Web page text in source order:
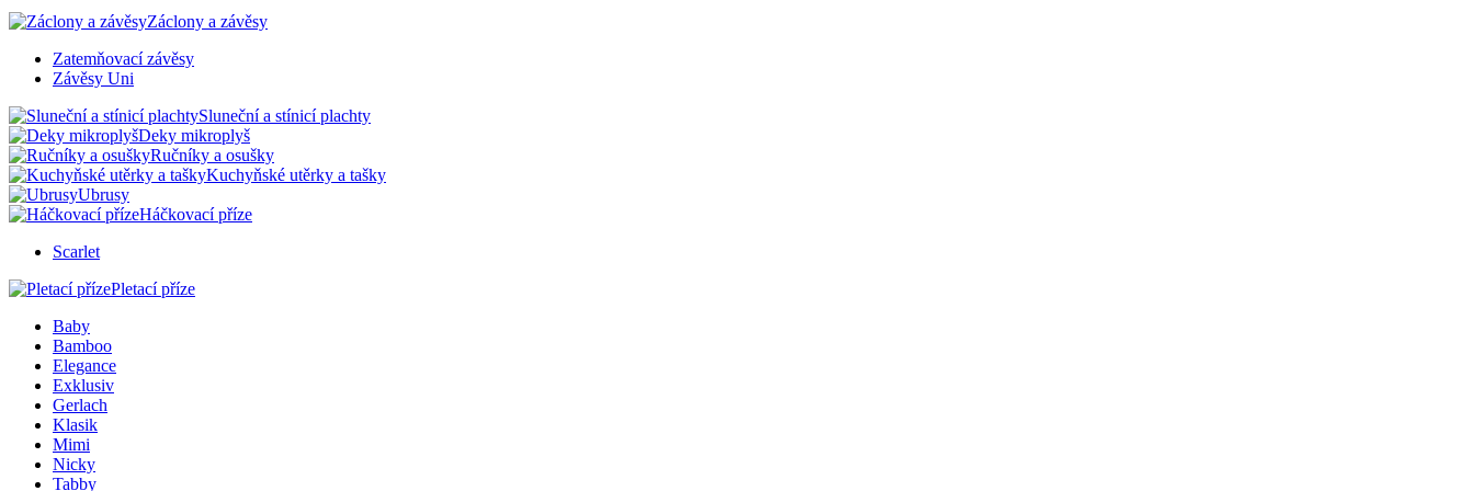
Záclony a závěsy
Zatemňovací závěsy
Závěsy Uni
Sluneční a stínicí plachty
Deky mikroplyš
Ručníky a osušky
Kuchyňské utěrky a tašky
Ubrusy
Háčkovací příze
Scarlet
Pletací příze
Baby
Bamboo
Elegance
Exklusiv
Gerlach
Klasik
Mimi
Nicky
Tabby